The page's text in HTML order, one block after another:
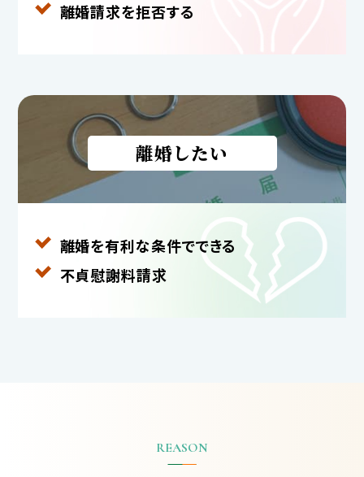
離婚請求を拒否する
離婚したい
離婚を有利な条件でできる
不貞慰謝料請求